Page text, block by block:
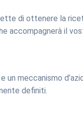
di ottenere la
accompagnerà il
un meccanismo
definiti.